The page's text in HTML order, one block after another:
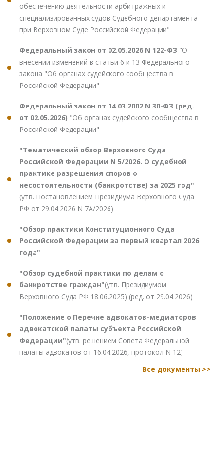
обеспечению деятельности арбитражных и
специализированных судов Судебного департамента
при Верховном Суде Российской Федерации"
Федеральный закон от 02.05.2026 N 122-ФЗ "О
внесении изменений в статьи 6 и 13 Федерального
закона "Об органах судейского сообщества в
Российской Федерации"
Федеральный закон от 14.03.2002 N 30-ФЗ (ред.
от 02.05.2026) "Об органах судейского сообщества в
Российской Федерации"
"Тематический обзор Верховного Суда
Российской Федерации N 5/2026. О судебной
практике разрешения споров о
несостоятельности (банкротстве) за 2025 год"
(утв. Постановлением Президиума Верховного Суда
РФ от 29.04.2026 N 7А/2026)
"Обзор практики Конституционного Суда
Российской Федерации за первый квартал 2026
года"
"Обзор судебной практики по делам о
банкротстве граждан"(утв. Президиумом
Верховного Суда РФ 18.06.2025) (ред. от 29.04.2026)
"Положение о Перечне адвокатов-медиаторов
адвокатской палаты субъекта Российской
Федерации"(утв. решением Совета Федеральной
палаты адвокатов от 16.04.2026, протокол N 12)
Все документы >>